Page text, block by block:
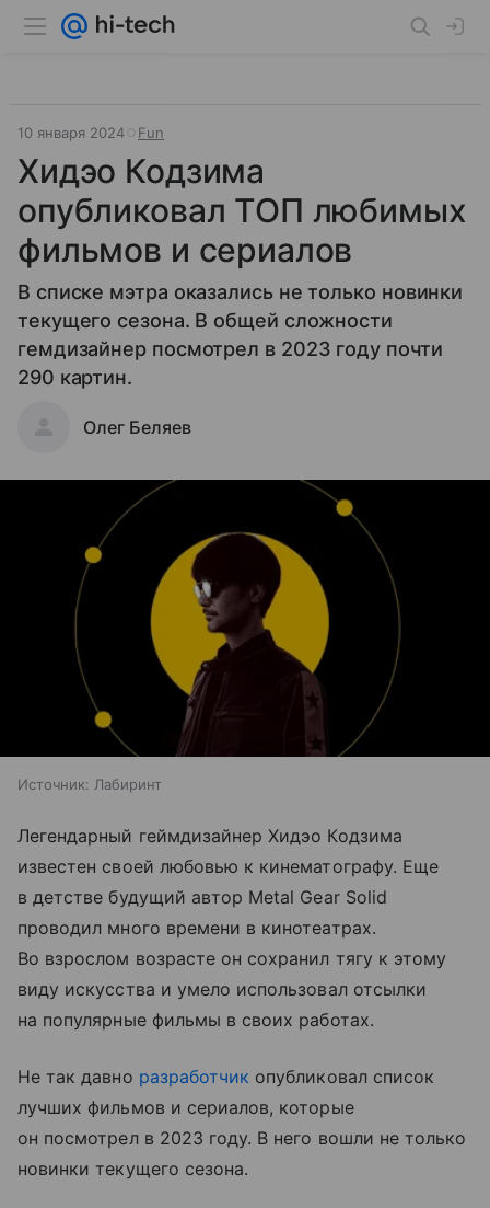
10 января 2024 Fun
Хидэо Кодзима
опубликовал ТОП любимых
фильмов и сериалов
В списке мэтра оказались не только новинки
текущего сезона. В общей сложности
гемдизайнер посмотрел в 2023 году почти
290 картин.
Олег Беляев
Источник: Лабиринт
Легендарный геймдизайнер Хидэо Кодзима
известен своей любовью к кинематографу. Еще
в детстве будущий автор Metal Gear Solid
проводил много времени в кинотеатрах.
Во взрослом возрасте он сохранил тягу к этому
виду искусства и умело использовал отсылки
на популярные фильмы в своих работах.
Не так давно разработчик опубликовал список
лучших фильмов и сериалов, которые
он посмотрел в 2023 году. В него вошли не только
новинки текущего сезона.